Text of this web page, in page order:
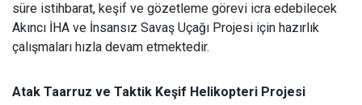
süre istihbarat, keşif ve gözetleme görevi icra edebilecek
Akıncı İHA ve İnsansız Savaş Uçağı Projesi için hazırlık
çalışmaları hızla devam etmektedir.
Atak Taarruz ve Taktik Keşif Helikopteri Projesi